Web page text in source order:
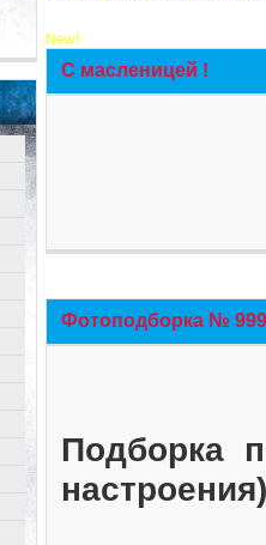
New!
С масленицей !
Фотоподборка №
Подборка